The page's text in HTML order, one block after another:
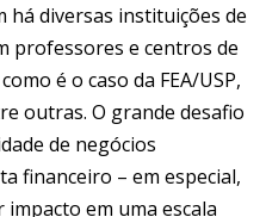
há diversas instituições de
professores e centros de
é o caso da FEA/USP,
outras. O grande desafio
de negócios
financeiro – em especial,
em uma escala